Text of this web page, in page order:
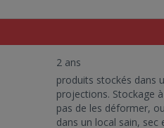
2 ans
produits stockés dans
projections. Stockage
pas de les déformer,
dans un local sain, sec